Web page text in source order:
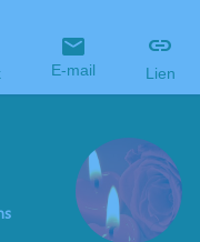
E-mail Lien